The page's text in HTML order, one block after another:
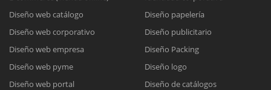
Diseño web catálogo
Diseño web corporativo
Diseño web empresa
Diseño web pyme
Diseño web portal
Diseño papelería
Diseño publicitario
Diseño Packing
Diseño logo
Diseño de catálogos